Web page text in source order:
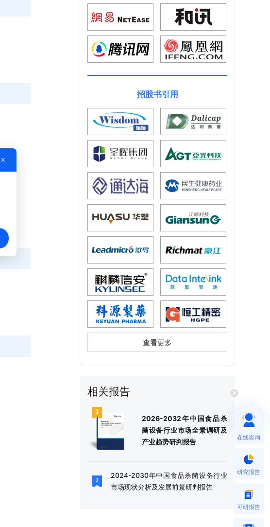
招股书引用
查看更多
相关报告
2026-2032年中国食品杀
菌设备行业市场全景调研及
产业趋势研判报告
2024-2030年中国食品杀菌设备行业
市场现状分析及发展前景研判报告
在线咨询
研究报告
可研报告
×